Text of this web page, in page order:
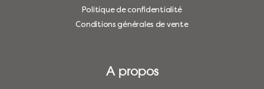
Politique de confidentialité
Conditions générales de vente
A propos